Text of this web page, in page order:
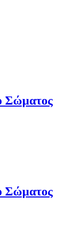
Σώματος
Σώματος